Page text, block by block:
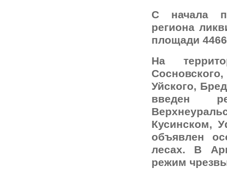
С начала
региона
площади
На
Уйского,
введен
Кусинском,
объявлен
лесах. В
режим